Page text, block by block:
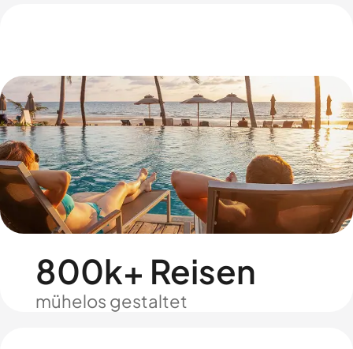
800k+ Reisen
mühelos gestaltet